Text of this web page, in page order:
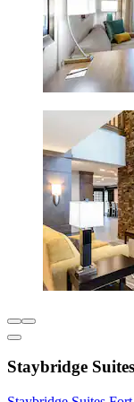
Staybridge